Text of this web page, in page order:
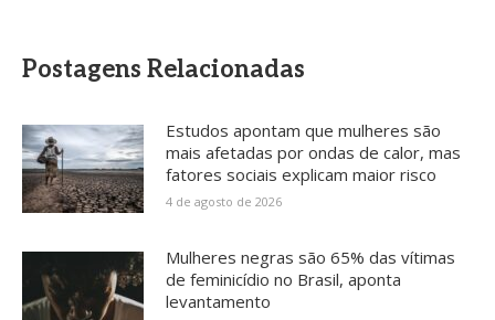
Postagens Relacionadas
Estudos apontam que mulheres são
mais afetadas por ondas de calor, mas
fatores sociais explicam maior risco
4 de agosto de 2026
Mulheres negras são 65% das vítimas
de feminicídio no Brasil, aponta
levantamento